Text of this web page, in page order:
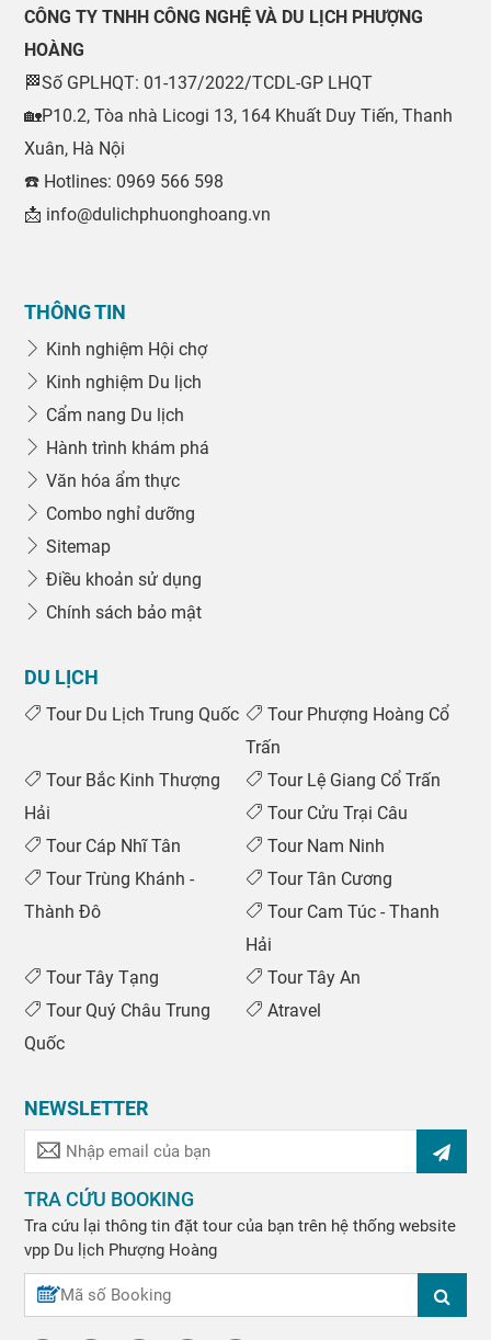
CÔNG TY TNHH CÔNG NGHỆ VÀ DU LỊCH PHƯỢNG
HOÀNG
🏁Số GPLHQT: 01-137/2022/TCDL-GP LHQT
🏡P10.2, Tòa nhà Licogi 13, 164 Khuất Duy Tiến, Thanh
Xuân, Hà Nội
☎️ Hotlines: 0969 566 598
📩 info@dulichphuonghoang.vn
THÔNG TIN
Kinh nghiệm Hội chợ
Kinh nghiệm Du lịch
Cẩm nang Du lịch
Hành trình khám phá
Văn hóa ẩm thực
Combo nghỉ dưỡng
Sitemap
Điều khoản sử dụng
Chính sách bảo mật
DU LỊCH
Tour Du Lịch Trung Quốc
Tour Phượng Hoàng Cổ
Trấn
Tour Bắc Kinh Thượng
Hải
Tour Lệ Giang Cổ Trấn
Tour Cửu Trại Câu
Tour Cáp Nhĩ Tân
Tour Nam Ninh
Tour Trùng Khánh -
Thành Đô
Tour Tân Cương
Tour Cam Túc - Thanh
Hải
Tour Tây Tạng
Tour Tây An
Tour Quý Châu Trung
Quốc
Atravel
NEWSLETTER
TRA CỨU BOOKING
Tra cứu lại thông tin đặt tour của bạn trên hệ thống website
vpp Du lịch Phượng Hoàng